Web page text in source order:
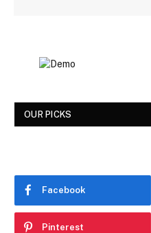
OUR PICKS
Facebook
Pinterest